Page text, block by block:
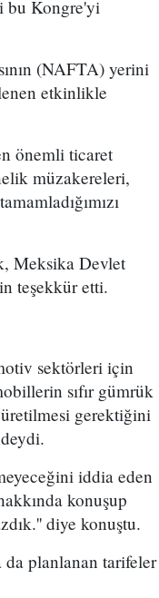
bu Kongre'yi
(NAFTA) yerini
etkinlikle
önemli ticaret
müzakereleri,
Meksika Devlet
teşekkür etti.
sektörleri için
sıfır gümrük
gerektiğini
iddia eden
konuşup
diye konuştu.
planlanan tarifeler